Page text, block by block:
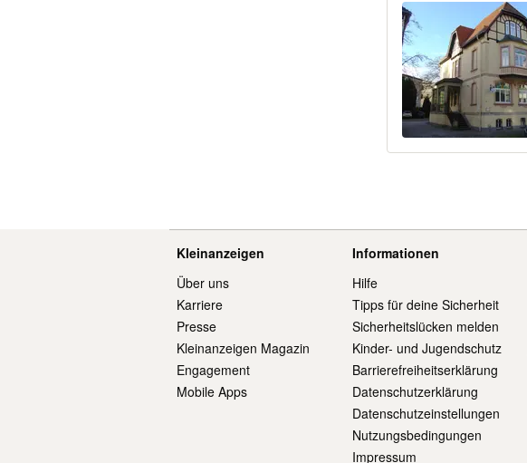
Kleinanzeigen
Über uns
Karriere
Presse
Kleinanzeigen Magazin
Engagement
Mobile Apps
Informationen
Hilfe
Tipps für deine Sicherheit
Sicherheitslücken melden
Kinder- und Jugendschutz
Barrierefreiheitserklärung
Datenschutzerklärung
Datenschutzeinstellungen
Nutzungsbedingungen
Impressum